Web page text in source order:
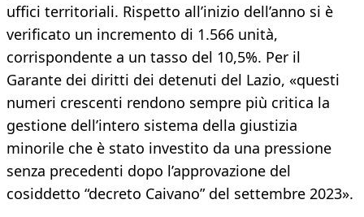
uffici territoriali. Rispetto all’inizio dell’anno si è
verificato un incremento di 1.566 unità,
corrispondente a un tasso del 10,5%. Per il
Garante dei diritti dei detenuti del Lazio, «questi
numeri crescenti rendono sempre più critica la
gestione dell’intero sistema della giustizia
minorile che è stato investito da una pressione
senza precedenti dopo l’approvazione del
cosiddetto “decreto Caivano” del settembre 2023».